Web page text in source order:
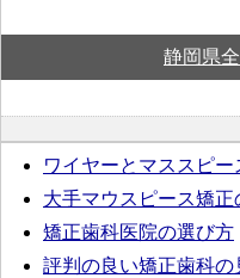
静岡県
ワイヤーとマススピー
大手マウスピース矯正
矯正歯科医院の選び方
評判の良い矯正歯科の